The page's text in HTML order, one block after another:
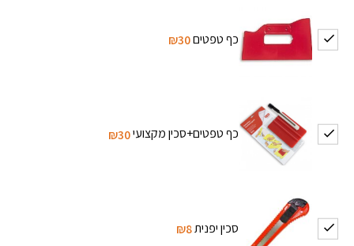
כף טפטים₪30
כף טפטים+סכין מקצועי₪30
סכין יפנית₪8